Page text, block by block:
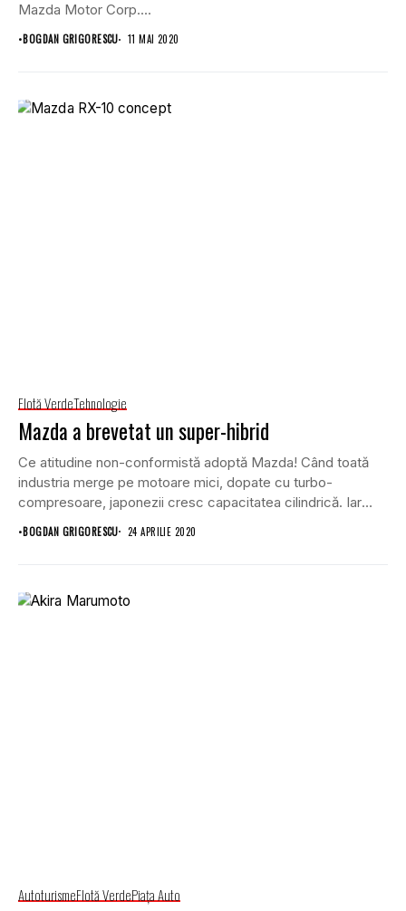
Mazda Motor Corp....
•BOGDAN GRIGORESCU 11 MAI 2020
Flotă VerdeTehnologie
Mazda a brevetat un super-hibrid
Ce atitudine non-conformistă adoptă Mazda! Când toată
industria merge pe motoare mici, dopate cu turbo-
compresoare, japonezii cresc capacitatea cilindrică. Iar
•BOGDAN GRIGORESCU 24 APRILIE 2020
AutoturismeFlotă VerdePiaţa Auto